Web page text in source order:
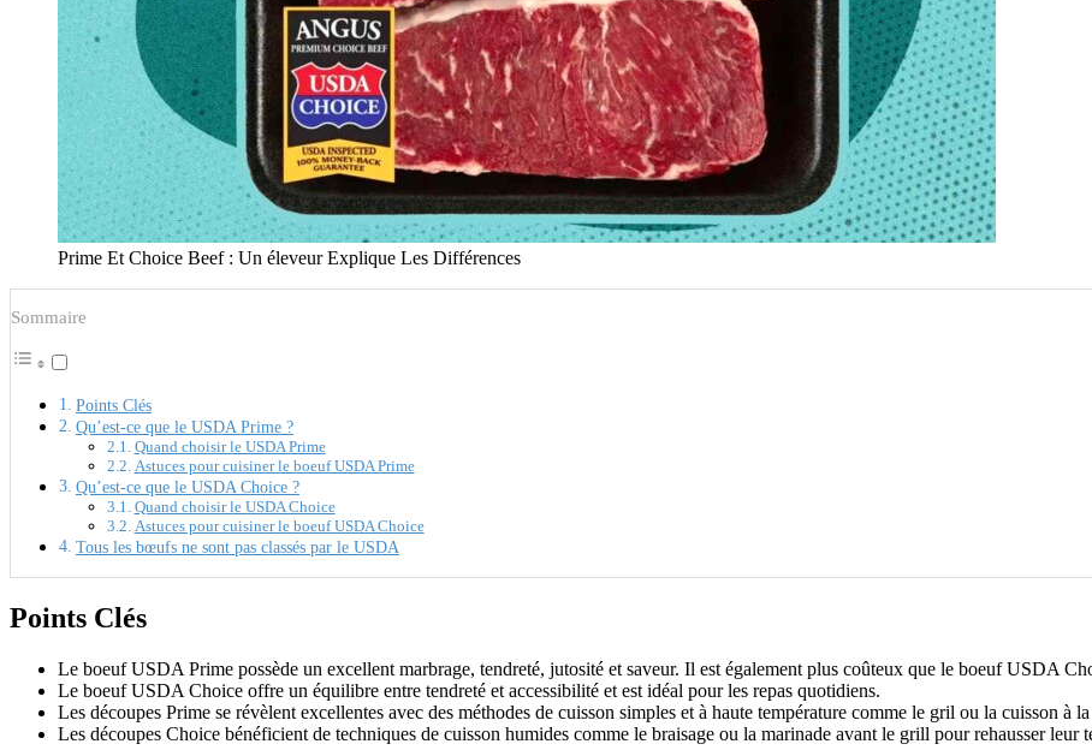
Prime Et Choice Beef : Un éleveur Explique Les Différences
Sommaire
Points Clés
Qu’est-ce que le USDA Prime ?
Quand choisir le USDA Prime
Astuces pour cuisiner le boeuf USDA Prime
Qu’est-ce que le USDA Choice ?
Quand choisir le USDA Choice
Astuces pour cuisiner le boeuf USDA Choice
Tous les bœufs ne sont pas classés par le USDA
Points Clés
Le boeuf USDA Prime possède un excellent marbrage, tendreté, jutosité et saveur. Il est également plus coûteux que le boeuf USDA
Le boeuf USDA Choice offre un équilibre entre tendreté et accessibilité et est idéal pour les repas quotidiens.
Les découpes Prime se révèlent excellentes avec des méthodes de cuisson simples et à haute température comme le gril ou la cuisson à
Les découpes Choice bénéficient de techniques de cuisson humides comme le braisage ou la marinade avant le grill pour rehausser leur